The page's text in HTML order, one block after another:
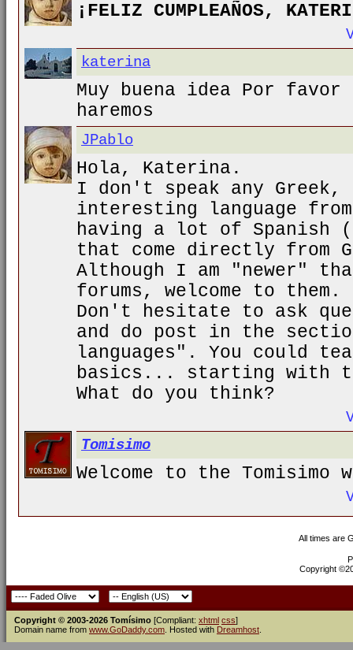
¡FELIZ CUMPLEAÑOS,
katerina
Muy buena idea Por favor
haremos
JPablo
Hola, Katerina.
I don't speak any
interesting language
having a lot of Spanish
that come directly from
Although I am "newer"
forums, welcome to them.
Don't hesitate to ask
and do post in the
languages". You could
basics... starting with
What do you think?
Tomisimo
Welcome to the
All times are
Copyright
Copyright © 2003-2026 Tomísimo [Compliant: xhtml css]
Domain name from www.GoDaddy.com . Hosted with Dreamhost